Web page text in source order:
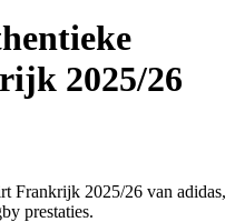
2025/26
Frankrijk 2025/26 van adidas,
prestaties.